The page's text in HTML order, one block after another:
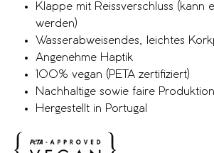
Klappe mit Reissverschluss (kann
werden)
Wasserabweisendes, leichtes
Angenehme Haptik
100% vegan (PETA zertifiziert)
Nachhaltige sowie faire Produktion
Hergestellt in Portugal